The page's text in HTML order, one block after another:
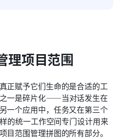
理项目范围
正赋予它们生命的是合适的工
一是碎片化——当对话发生在
一个应用中，任务又在第三个
的统一工作空间专门设计用来
目范围管理拼图的所有部分。